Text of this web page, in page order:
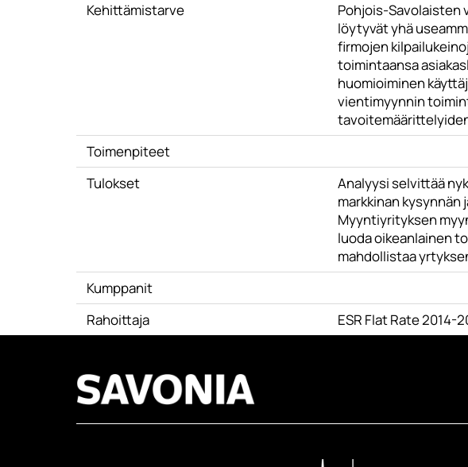
Kehittämistarve
Pohjois-Savolaisten
löytyvät yhä
firmojen
toimintaansa
huomioiminen
vientimyynnin
Toimenpiteet
Tulokset
Analyysi selvittää
markkinan
Myyntiyrityksen
luoda oikeanlainen
mahdollistaa
Kumppanit
Rahoittaja
ESR Flat Rate 2014-